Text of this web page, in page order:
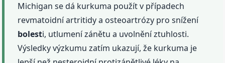
Michigan se dá kurkuma použít v případech
revmatoidní artritidy a osteoartrózy pro snížení
bolesti, utlumení zánětu a uvolnění ztuhlosti.
Výsledky výzkumu zatím ukazují, že kurkuma je